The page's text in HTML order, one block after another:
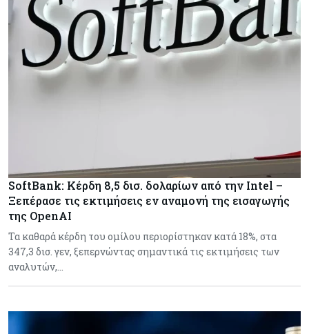
SoftBank: Κέρδη 8,5 δισ. δολαρίων από την Intel –
Ξεπέρασε τις εκτιμήσεις εν αναμονή της εισαγωγής
της OpenAI
Τα καθαρά κέρδη του ομίλου περιορίστηκαν κατά 18%, στα
347,3 δισ. γεν, ξεπερνώντας σημαντικά τις εκτιμήσεις των
αναλυτών,…